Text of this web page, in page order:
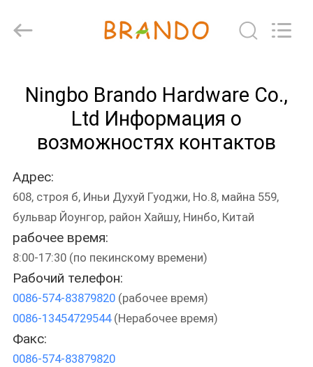
ПРОДУКТЫ
НАС
ЭКСКУРСИЯ
ПО
ЗАВОДУ
КОНТРОЛЬ
КАЧЕСТВА
Ningbo Brando Hardware Co.,
Ltd Информация о
возможностях контактов
Адрес:
608, строя б, Иньи Духуй Гуоджи, Но.8, майна 559,
бульвар Йоунгор, район Хайшу, Нинбо, Китай
рабочее время:
8:00-17:30 (по пекинскому времени)
Рабочий телефон:
0086-574-83879820(рабочее время)
0086-13454729544(Нерабочее время)
Факс:
0086-574-83879820